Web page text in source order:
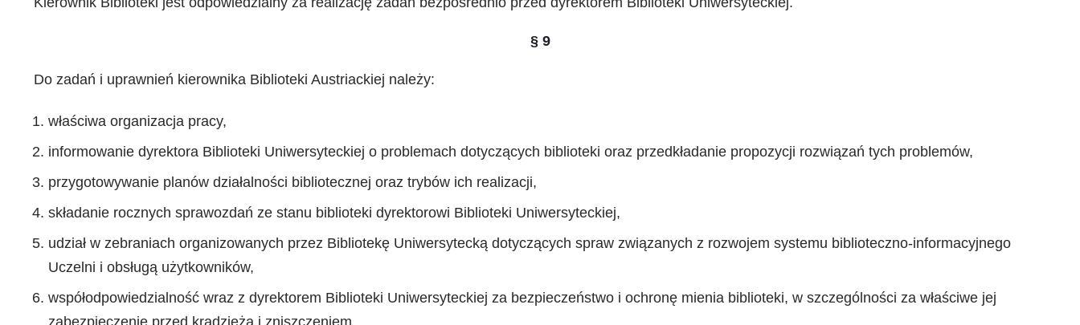
§ 9
Do zadań i uprawnień kierownika Biblioteki Austriackiej należy:
właściwa organizacja pracy,
informowanie dyrektora Biblioteki Uniwersyteckiej o problemach dotyczących biblioteki oraz przedkładanie propozycji rozwiązań tych problemów,
przygotowywanie planów działalności bibliotecznej oraz trybów ich realizacji,
składanie rocznych sprawozdań ze stanu biblioteki dyrektorowi Biblioteki Uniwersyteckiej,
udział w zebraniach organizowanych przez Bibliotekę Uniwersytecką dotyczących spraw związanych z rozwojem systemu biblioteczno-informacyjnego
Uczelni i obsługą użytkowników,
współodpowiedzialność wraz z dyrektorem Biblioteki Uniwersyteckiej za bezpieczeństwo i ochronę mienia biblioteki, w szczególności za właściwe jej